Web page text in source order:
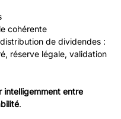
cohérente
de dividendes :
réserve légale, validation
intelligemment entre
.